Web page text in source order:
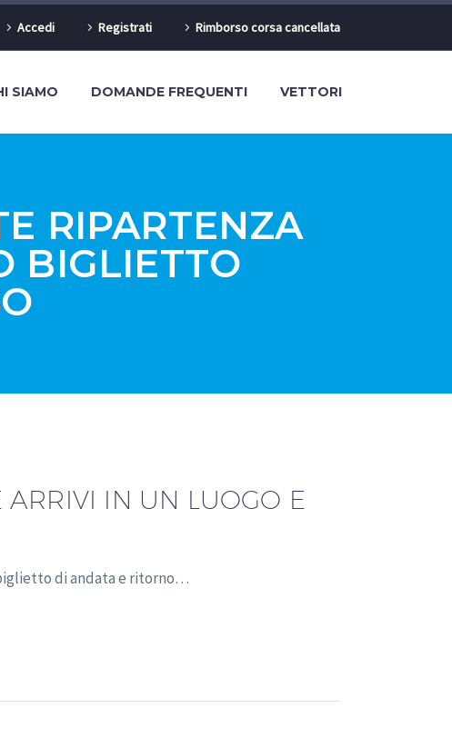
Accedi Registrati Rimborso corsa cancellata
SIAMO DOMANDE FREQUENTI VETTORI
RIPARTENZA
BIGLIETTO
ARRIVI IN UN LUOGO E
di andata e ritorno…